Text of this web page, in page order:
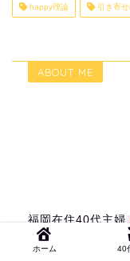
happy理論 引き寄せ
ABOUT ME
福岡在住40代主婦
齢妊娠・出産
を発信しています
ホーム 40